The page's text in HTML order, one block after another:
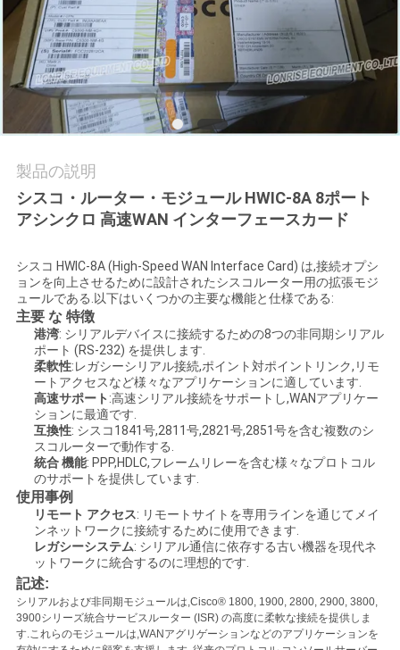
品
質
管
理
連
絡
く
だ
ー
事
製品の説明
シスコ・ルーター・モジュール HWIC-8A 8ポート
アシンクロ 高速WAN インターフェースカード
シスコ HWIC-8A (High-Speed WAN Interface Card) は,接続オプシ
ョンを向上させるために設計されたシスコルーター用の拡張モジ
ュールである.以下はいくつかの主要な機能と仕様である:
主要 な 特徴
港湾: シリアルデバイスに接続するための8つの非同期シリアル
ポート (RS-232) を提供します.
柔軟性:レガシーシリアル接続,ポイント対ポイントリンク,リモ
ートアクセスなど様々なアプリケーションに適しています.
高速サポート :高速シリアル接続をサポートし,WANアプリケー
ションに最適です.
互換性: シスコ1841号,2811号,2821号,2851号を含む複数のシ
スコルーターで動作する.
統合 機能: PPP,HDLC,フレームリレーを含む様々なプロトコル
のサポートを提供しています.
使用事例
リモート アクセス: リモートサイトを専用ラインを通じてメイ
ンネットワークに接続するために使用できます.
レガシーシステム: シリアル通信に依存する古い機器を現代ネ
ットワークに統合するのに理想的です.
記述:
シリアルおよび非同期モジュールは,Cisco® 1800, 1900, 2800, 2900, 3800,
3900シリーズ統合サービスルーター (ISR) の高度に柔軟な接続を提供しま
す.これらのモジュールは,WANアグリゲーションなどのアプリケーションを